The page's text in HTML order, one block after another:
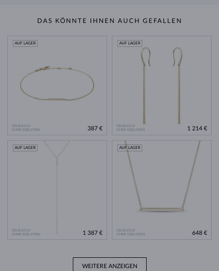
DAS KÖNNTE IHNEN AUCH GEFALLEN
GELBGOLD
OHNE EDELSTEIN
AUF LAGER
387 €
GELBGOLD
OHNE EDELSTEIN
AUF LAGER
1 214 €
GELBGOLD
OHNE EDELSTEIN
AUF LAGER
1 387 €
GELBGOLD
OHNE EDELSTEIN
AUF LAGER
648 €
WEITERE ANZEIGEN